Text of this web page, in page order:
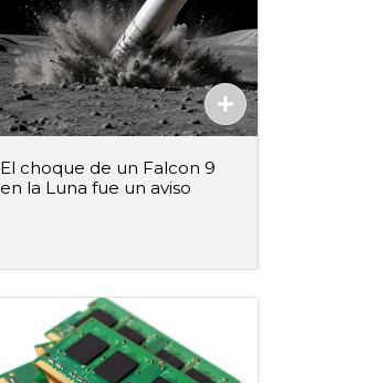
El choque de un Falcon 9
en la Luna fue un aviso